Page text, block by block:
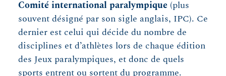
Comité international paralympique (plus
souvent désigné par son sigle anglais, IPC). Ce
dernier est celui qui décide du nombre de
disciplines et d’athlètes lors de chaque édition
des Jeux paralympiques, et donc de quels
sports entrent ou sortent du programme.